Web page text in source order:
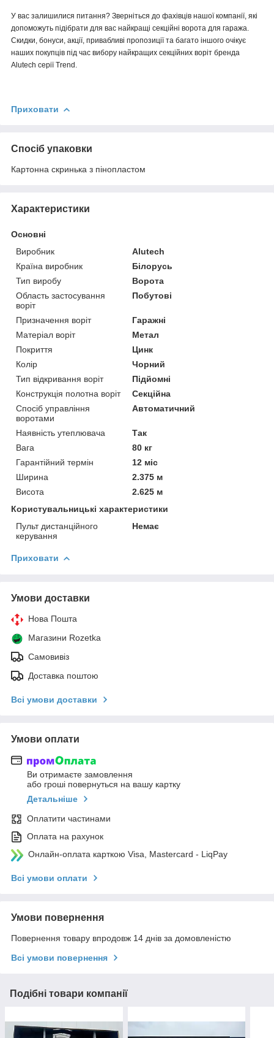
У вас залишилися питання? Зверніться до фахівців нашої компанії, які
допоможуть підібрати для вас найкращі секційні ворота для гаража.
Скидки, бонуси, акції, привабливі пропозиції та багато іншого очікує
наших покупців під час вибору найкращих секційних воріт бренда
Alutech серії Trend.
Приховати
Спосіб упаковки
Картонна скринька з пінопластом
Характеристики
Основні
Виробник
Alutech
Країна виробник
Білорусь
Тип виробу
Ворота
Область застосування
воріт
Побутові
Призначення воріт
Гаражні
Матеріал воріт
Метал
Покриття
Цинк
Колір
Чорний
Тип відкривання воріт
Підйомні
Конструкція полотна воріт
Секційна
Спосіб управління
воротами
Автоматичний
Наявність утеплювача
Так
Вага
80 кг
Гарантійний термін
12 міс
Ширина
2.375 м
Висота
2.625 м
Користувальницькі характеристики
Пульт дистанційного
керування
Немає
Приховати
Умови доставки
Нова Пошта
Магазини Rozetka
Самовивіз
Доставка поштою
Всі умови доставки
Умови оплати
Ви отримаєте замовлення
або гроші повернуться на вашу картку
Детальніше
Оплатити частинами
Оплата на рахунок
Онлайн-оплата карткою Visa, Mastercard - LiqPay
Всі умови оплати
Умови повернення
Повернення товару впродовж 14 днів за домовленістю
Всі умови повернення
Подібні товари компанії